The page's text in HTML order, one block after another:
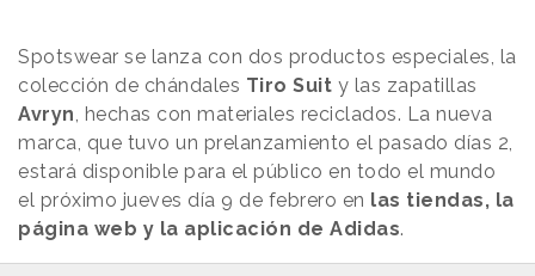
Spotswear se lanza con dos productos especiales, la
colección de chándales Tiro Suit y las zapatillas
Avryn, hechas con materiales reciclados. La nueva
marca, que tuvo un prelanzamiento el pasado días 2,
estará disponible para el público en todo el mundo
el próximo jueves día 9 de febrero en las tiendas, la
página web y la aplicación de Adidas.